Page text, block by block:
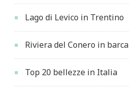
Lago di Levico in Trentino
Riviera del Conero in barca
Top 20 bellezze in Italia